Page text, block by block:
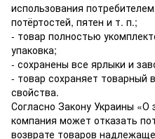
использования
потёртостей, пятен и т. п.;
- товар полностью
упаковка;
- сохранены все ярлыки и
- товар сохраняет товарный
свойства.
Согласно Закону Украины «О
компания может отказать
возврате товаров